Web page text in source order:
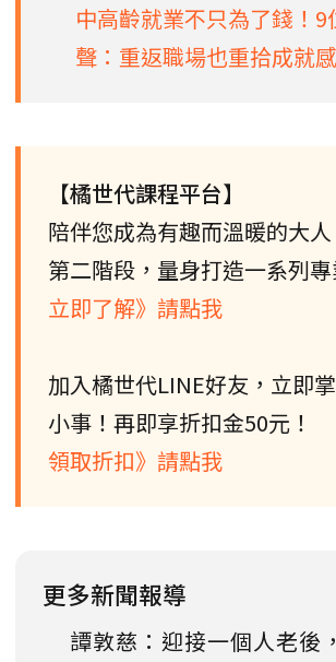
中高齡就業不只為了錢！9
聲：重返職場也重拾成就
【橘世代課程平台】
陪伴您成為有趣而溫暖的大
第二階段，量身打造一系列專
立即了解》請點我
加入橘世代LINE好友，立即
小事！再即享折扣金50元！
領取折扣》請點我
更多新聞報導
譚敦慈：迎接一個人老後